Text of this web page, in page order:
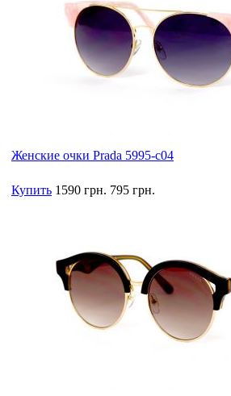
Женские очки Prada 5995-c04
Купить 1590 грн. 795 грн.